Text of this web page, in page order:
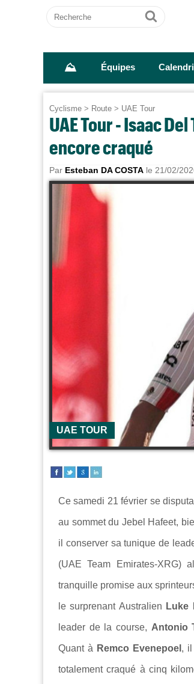
Recherche
Ok
⛰ Équipes
Cyclisme > Route > UAE Tour
UAE Tour - Isaac
encore craqué
Par Esteban DA COSTA le 21/02/
UAE TOUR
Ce samedi 21 février se
au sommet du Jebel Hafeet,
il conserver sa tunique de
(UAE Team Emirates-XRG)
tranquille promise aux
le surprenant Australien Luke
leader de la course, Antonio
Quant à Remco Evenepoel , il
totalement craqué à cinq